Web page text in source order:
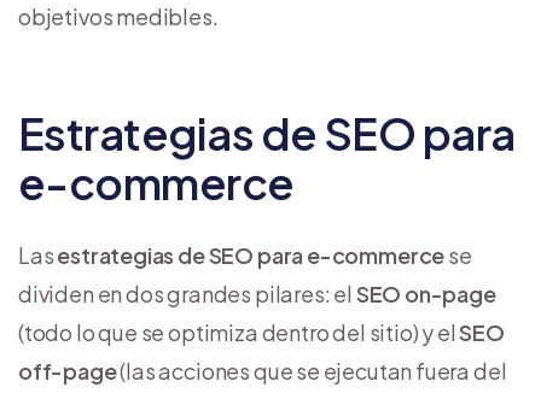
objetivos medibles.
Estrategias de SEO para
e-commerce
Lasestrategias de SEO para e-commercese
dividen en dos grandes pilares: el SEO on-page
(todo lo que se optimiza dentro del sitio) y elSEO
off-page(las acciones que se ejecutan fuera del